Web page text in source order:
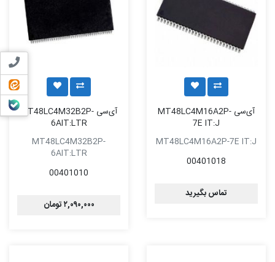
تماس
ایتا
بله
آی‌سی MT48LC4M16A2P-
7E IT:J
MT48LC4M16A2P-7E IT:J
00401018
تماس بگیرید
آی‌سی MT48LC4M32B2P-
6AIT:LTR
MT48LC4M32B2P-
6AIT:LTR
00401010
۲,۰۹۰,۰۰۰ تومان